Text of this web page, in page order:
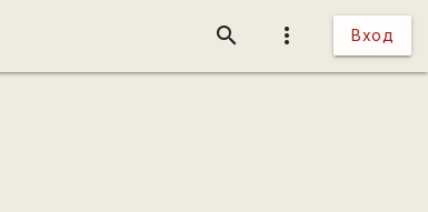
more_vert Вход
search